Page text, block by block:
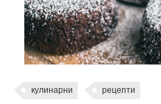
кулинарни рецепти